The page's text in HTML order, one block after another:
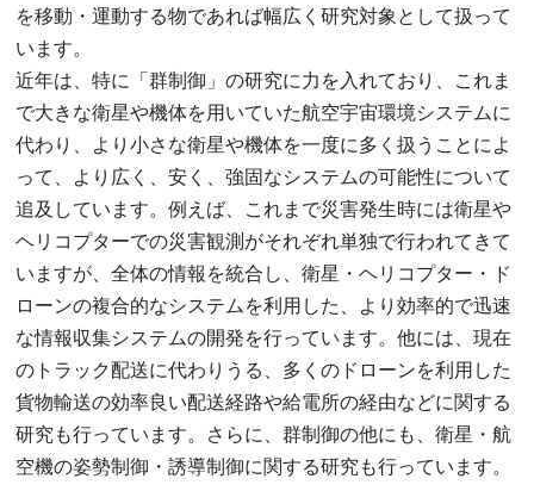
を移動・運動する物であれば幅広く研究対象として扱って
います。
近年は、特に「群制御」の研究に力を入れており、これま
で大きな衛星や機体を用いていた航空宇宙環境システムに
代わり、より小さな衛星や機体を一度に多く扱うことによ
って、より広く、安く、強固なシステムの可能性について
追及しています。例えば、これまで災害発生時には衛星や
ヘリコプターでの災害観測がそれぞれ単独で行われてきて
いますが、全体の情報を統合し、衛星・ヘリコプター・ド
ローンの複合的なシステムを利用した、より効率的で迅速
な情報収集システムの開発を行っています。他には、現在
のトラック配送に代わりうる、多くのドローンを利用した
貨物輸送の効率良い配送経路や給電所の経由などに関する
研究も行っています。さらに、群制御の他にも、衛星・航
空機の姿勢制御・誘導制御に関する研究も行っています。